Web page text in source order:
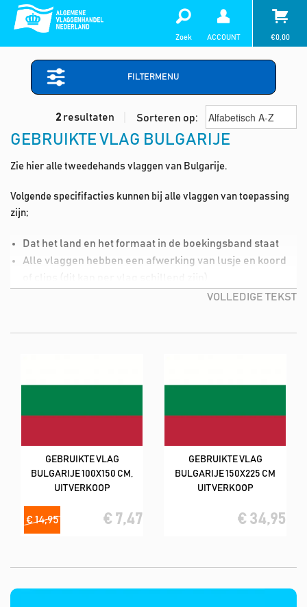
Zoek ACCOUNT €0,00
FILTERMENU
2 resultaten Sorteren op:
GEBRUIKTE VLAG BULGARIJE
Zie hier alle tweedehands vlaggen van Bulgarije.
Volgende specififacties kunnen bij alle vlaggen van toepassing
zijn;
Dat het land en het formaat in de boekingsband staat
Alle vlaggen hebben een afwerking van lusje en koord
Lichte vlekjes in de vlag (deze kan je dmv de wasmiddel,
VOLLEDIGE TEKST
GEBRUIKTE VLAG
BULGARIJE 100X150 CM,
UITVERKOOP
€ 14,95 € 7,47
GEBRUIKTE VLAG
BULGARIJE 150X225 CM
UITVERKOOP
€ 34,95